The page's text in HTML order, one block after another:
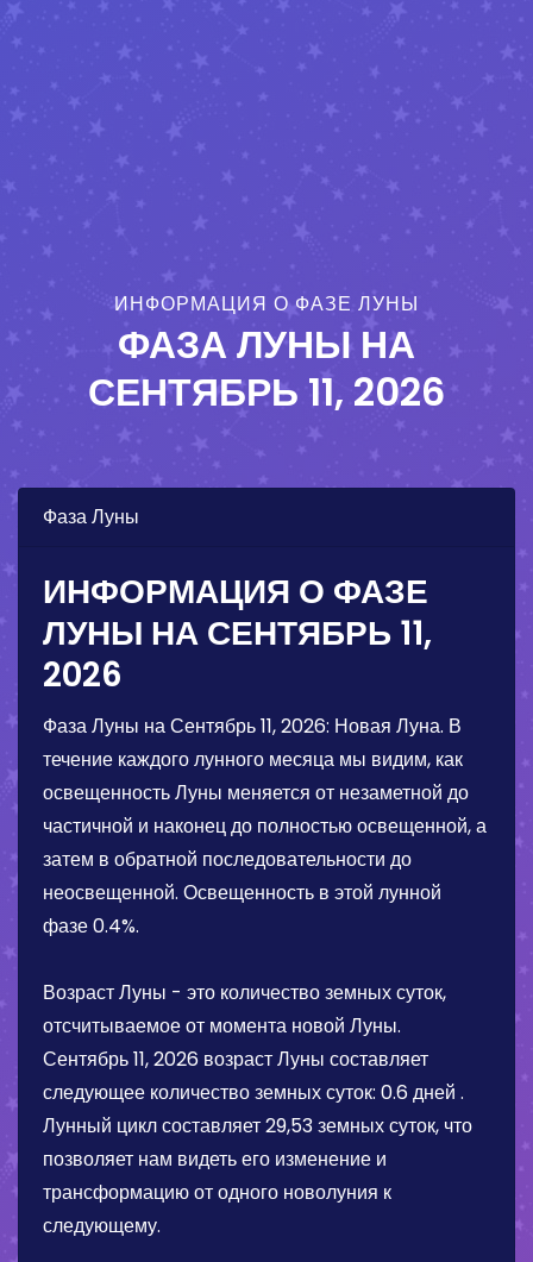
ИНФОРМАЦИЯ О ФАЗЕ ЛУНЫ
ФАЗА ЛУНЫ НА
СЕНТЯБРЬ 11, 2026
Фаза Луны
ИНФОРМАЦИЯ О ФАЗЕ
ЛУНЫ НА СЕНТЯБРЬ 11,
2026
Фаза Луны наСентябрь 11, 2026: Новая Луна. В
течение каждого лунного месяца мы видим, как
освещенность Луны меняется от незаметной до
частичной и наконец до полностью освещенной, а
затем в обратной последовательности до
неосвещенной. Освещенность в этой лунной
фазе0.4%.
Возраст Луны - это количество земных суток,
отсчитываемое от момента новой Луны.
Сентябрь 11, 2026 возраст Луны составляет
следующее количество земных суток: 0.6 дней .
Лунный цикл составляет 29,53 земных суток, что
позволяет нам видеть его изменение и
трансформацию от одного новолуния к
следующему.